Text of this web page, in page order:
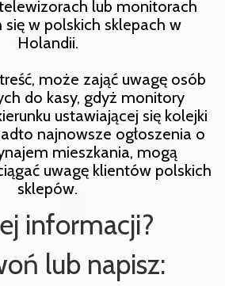
lub monitorach
się w polskich sklepach w
Holandii.
może zająć uwagę osób
do kasy, gdyż monitory
ustawiającej się kolejki
najnowsze ogłoszenia o
mieszkania, mogą
uwagę klientów polskich
sklepów.
informacji?
lub napisz: